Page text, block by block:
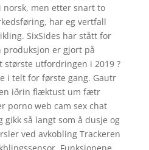
men etter snart to
har eg vertfall
SixSides har stått for
produksjon er gjort på
utfordringen i 2019 ?
i telt for første gang. Gautr
iðrin flæktust um fætr
porno web cam sex chat
gikk så langt som å dusje og
ved avkobling Trackeren